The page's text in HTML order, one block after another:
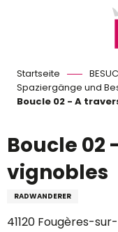
Startseite
Spaziergänge und
Boucle 02 - A
Boucle 02
vignobles
RADWANDERER
41120 Fougères-